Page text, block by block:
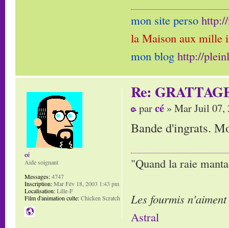
mon site perso
la Maison aux mille
mon blog http://
Re:
parcé » Mar Juil 07,
Bande d'ingrats.
"Quand la raie
Les fourmis
Astral
cé
Aide soignant
Messages:4747
Inscription:Mar Fév 18, 2003 1:43 pm
Localisation:Lille-F
Film d'animation culte:Chicken Scratch